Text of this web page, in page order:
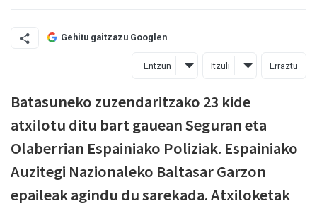
Gehitu gaitzazu Googlen
Entzun Itzuli Erraztu
Batasuneko zuzendaritzako 23 kide
atxilotu ditu bart gauean Seguran eta
Olaberrian Espainiako Poliziak. Espainiako
Auzitegi Nazionaleko Baltasar Garzon
epaileak agindu du sarekada. Atxiloketak